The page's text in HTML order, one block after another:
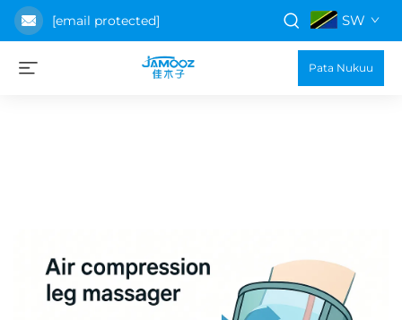
[email protected] SW
Pata Nukuu